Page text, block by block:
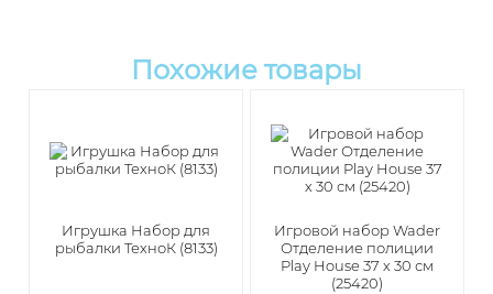
Похожие товары
Игрушка Набор для
рыбалки ТехноК (8133)
Игровой набор Wader
Отделение полиции
Play House 37 х 30 см
(25420)